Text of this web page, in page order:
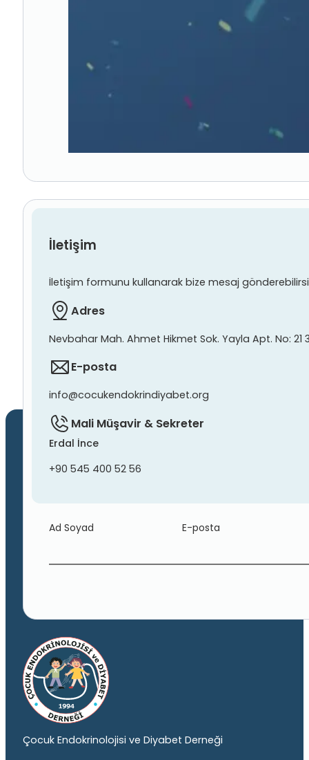
İletişim
İletişim formunu kullanarak bize mesaj
Adres
Nevbahar Mah. Ahmet Hikmet Sok. Yayla Apt. No: 21
E-posta
info@cocukendokrindiyabet.org
Mali Müşavir & Sekreter
Erdal İnce
+90 545 400 52 56
Ad Soyad E-posta
Çocuk Endokrinolojisi ve Diyabet Derneği